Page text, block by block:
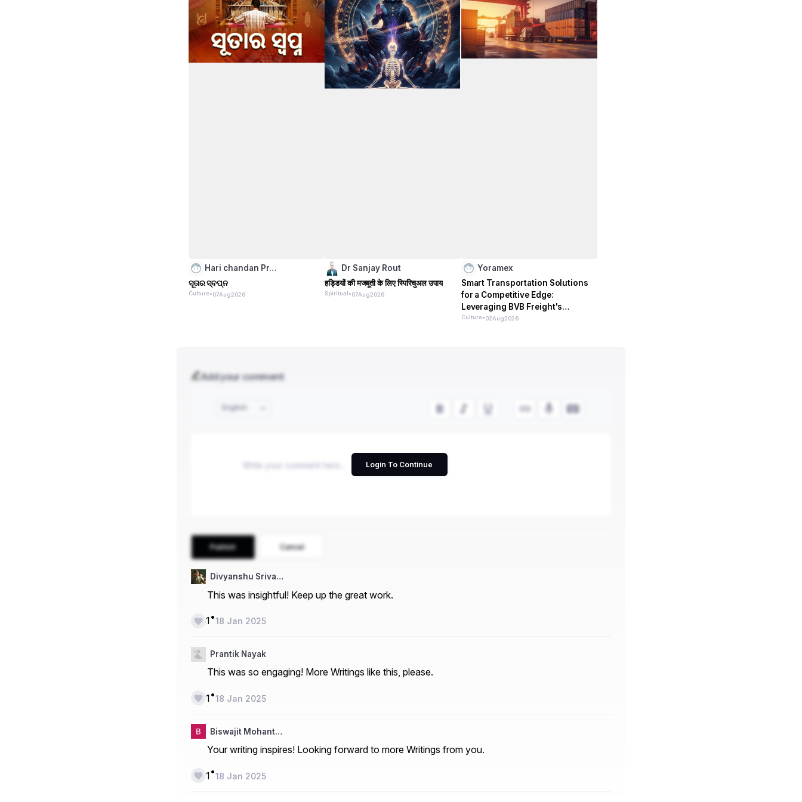
Hari chandan Pr…
ସୂତାର ସ୍ବପ୍ନ
Culture•07Aug2026
Dr Sanjay Rout
हड्डियों की मजबूती के लिए स्पिरिचुअल उपाय
Spiritual•07Aug2026
Yoramex
Smart Transportation Solutions
for a Competitive Edge:
Leveraging BVB Freight's
Expertise
Culture•02Aug2026
Add your comment
Login To Continue
English
Publish Cancel
Divyanshu Sriva…
This was insightful! Keep up the great work.
1•18 Jan 2025
Prantik Nayak
This was so engaging! More Writings like this, please.
1•18 Jan 2025
Biswajit Mohant…
Your writing inspires! Looking forward to more Writings from you.
1•18 Jan 2025